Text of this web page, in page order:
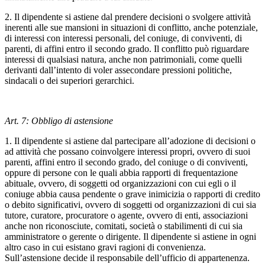
2. Il dipendente si astiene dal prendere decisioni o svolgere attività
inerenti alle sue mansioni in situazioni di conflitto, anche potenziale,
di interessi con interessi personali, del coniuge, di conviventi, di
parenti, di affini entro il secondo grado. Il conflitto può riguardare
interessi di qualsiasi natura, anche non patrimoniali, come quelli
derivanti dall’intento di voler assecondare pressioni politiche,
sindacali o dei superiori gerarchici.
Art. 7: Obbligo di astensione
1. Il dipendente si astiene dal partecipare all’adozione di decisioni o
ad attività che possano coinvolgere interessi propri, ovvero di suoi
parenti, affini entro il secondo grado, del coniuge o di conviventi,
oppure di persone con le quali abbia rapporti di frequentazione
abituale, ovvero, di soggetti od organizzazioni con cui egli o il
coniuge abbia causa pendente o grave inimicizia o rapporti di credito
o debito significativi, ovvero di soggetti od organizzazioni di cui sia
tutore, curatore, procuratore o agente, ovvero di enti, associazioni
anche non riconosciute, comitati, società o stabilimenti di cui sia
amministratore o gerente o dirigente. Il dipendente si astiene in ogni
altro caso in cui esistano gravi ragioni di convenienza.
Sull’astensione decide il responsabile dell’ufficio di appartenenza.